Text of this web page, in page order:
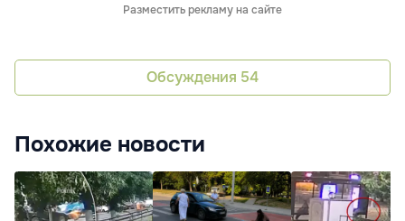
Разместить рекламу на сайте
Обсуждения 54
Похожие новости